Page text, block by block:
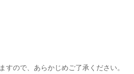
ので、あらかじめご了承ください。